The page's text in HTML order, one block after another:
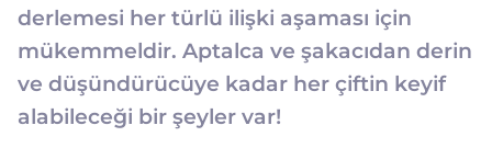
derlemesi her türlü ilişki aşaması için
mükemmeldir. Aptalca ve şakacıdan derin
ve düşündürücüye kadar her çiftin keyif
alabileceği bir şeyler var!